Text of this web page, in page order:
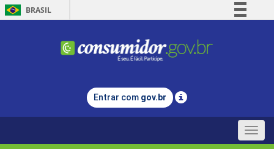
BRASIL
Comunica BR
Legislação
Entrar com gov.br
Toggle